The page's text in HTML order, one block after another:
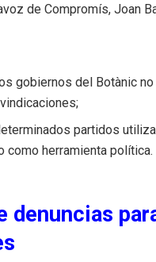
de Compromís, Joan
gobiernos del Botànic
partidos
como herramienta política.
denuncias